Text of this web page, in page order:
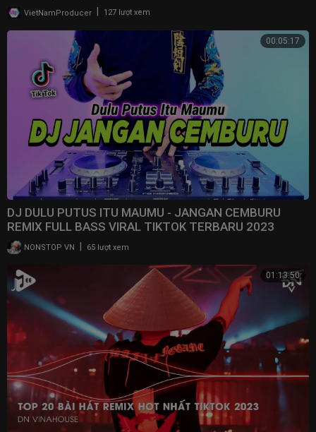
VietNamProducer 127 lượt xem
00:05:17
DJ DULU PUTUS ITU MAUMU - JANGAN CEMBURU
REMIX FULL BASS VIRAL TIKTOK TERBARU 2023
NONSTOP VN 65 lượt xem
01:13:50